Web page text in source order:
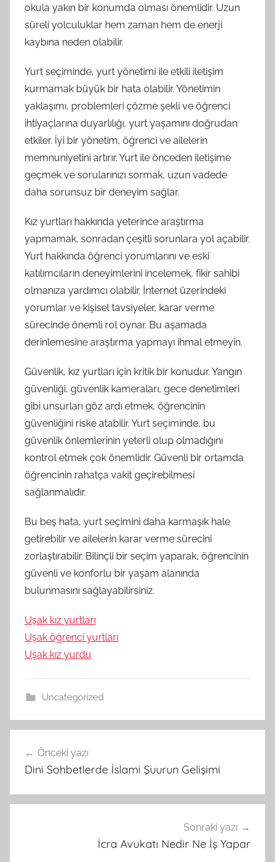
okula yakın bir konumda olması önemlidir. Uzun
süreli yolculuklar hem zaman hem de enerji
kaybına neden olabilir.
Yurt seçiminde, yurt yönetimi ile etkili iletişim
kurmamak büyük bir hata olabilir. Yönetimin
yaklaşımı, problemleri çözme şekli ve öğrenci
ihtiyaçlarına duyarlılığı, yurt yaşamını doğrudan
etkiler. İyi bir yönetim, öğrenci ve ailelerin
memnuniyetini artırır. Yurt ile önceden iletişime
geçmek ve sorularınızı sormak, uzun vadede
daha sorunsuz bir deneyim sağlar.
Kız yurtları hakkında yeterince araştırma
yapmamak, sonradan çeşitli sorunlara yol açabilir.
Yurt hakkında öğrenci yorumlarını ve eski
katılımcıların deneyimlerini incelemek, fikir sahibi
olmanıza yardımcı olabilir. İnternet üzerindeki
yorumlar ve kişisel tavsiyeler, karar verme
sürecinde önemli rol oynar. Bu aşamada
derinlemesine araştırma yapmayı ihmal etmeyin.
Güvenlik, kız yurtları için kritik bir konudur. Yangın
güvenliği, güvenlik kameraları, gece denetimleri
gibi unsurları göz ardı etmek, öğrencinin
güvenliğini riske atabilir. Yurt seçiminde, bu
güvenlik önlemlerinin yeterli olup olmadığını
kontrol etmek çok önemlidir. Güvenli bir ortamda
öğrencinin rahatça vakit geçirebilmesi
sağlanmalıdır.
Bu beş hata, yurt seçimini daha karmaşık hale
getirebilir ve ailelerin karar verme sürecini
zorlaştırabilir. Bilinçli bir seçim yaparak, öğrencinin
güvenli ve konforlu bir yaşam alanında
bulunmasını sağlayabilirsiniz.
Uşak kız yurtları
Uşak öğrenci yurtları
Uşak kız yurdu
Uncategorized
gezinmesi
Önceki yazı
Dini Sohbetlerde İslami Şuurun Gelişimi
Sonraki yazı
İcra Avukatı Nedir Ne İş Yapar